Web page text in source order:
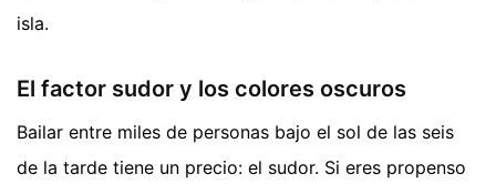
isla.
El factor sudor y los colores oscuros
Bailar entre miles de personas bajo el sol de las seis
de la tarde tiene un precio: el sudor. Si eres propenso